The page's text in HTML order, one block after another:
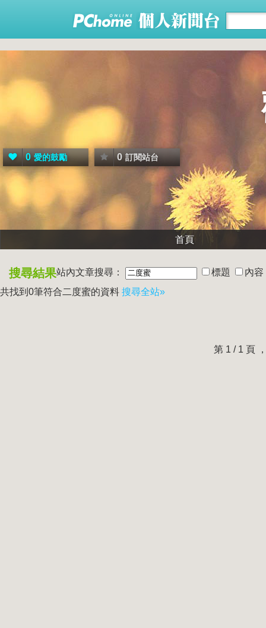
0 愛的鼓勵 0 訂閱站台
首頁
搜尋結果站內文章搜尋： 標題
內容
共找到0筆符合二度蜜的資料 搜尋全站»
第 1 / 1